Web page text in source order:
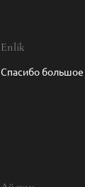
Enlik
Спасибо большое